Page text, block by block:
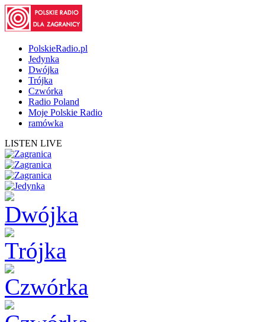
PolskieRadio.pl
Jedynka
Dwójka
Trójka
Czwórka
Radio Poland
Moje Polskie Radio
ramówka
LISTEN LIVE